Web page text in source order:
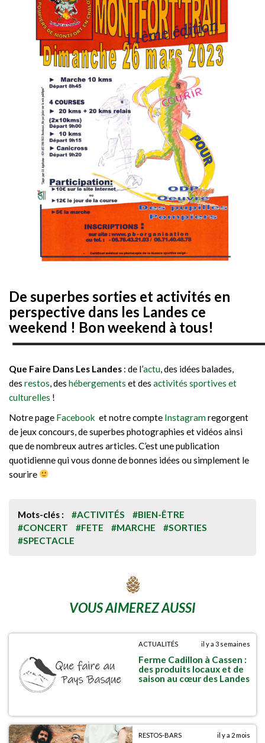
De superbes sorties et activités en
perspective dans les Landes ce
weekend ! Bon weekend à tous!
Que Faire Dans Les Landes : de l’actu, des idées balades,
des restos, des hébergements et des activités sportives et
culturelles !
Notre page Facebook et notre compte Instagramregorgent
de jeux concours, de superbes photographies et vidéos ainsi
que de nombreux autres articles. C’est une publication
quotidienne qui vous donne de bonnes idées ou simplement le
sourire
Mots-clés : #ACTIVITÉS
#BIEN-ÊTRE
#CONCERT
#FETE #MARCHE
#SORTIES
#SPECTACLE
VOUS AIMEREZ AUSSI
ACTUALITÉS il y a 3 semaines
Ferme Cadillon à Cassen :
des produits locaux et de
saison au cœur des Landes
RESTOS-BARS il y a 2 mois